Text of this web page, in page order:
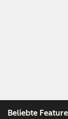
Beliebte